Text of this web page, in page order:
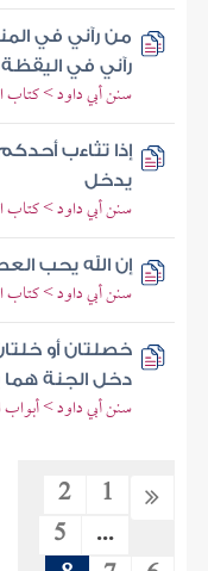
من رآني في
رآني في
سنن أبي داود > كتاب
إذا تثاءب
يدخل
سنن أبي داود > كتاب
إن الله يحب
سنن أبي داود > كتاب
خصلتان أو
دخل الجنة
سنن أبي داود > أبواب
1
2
...
5